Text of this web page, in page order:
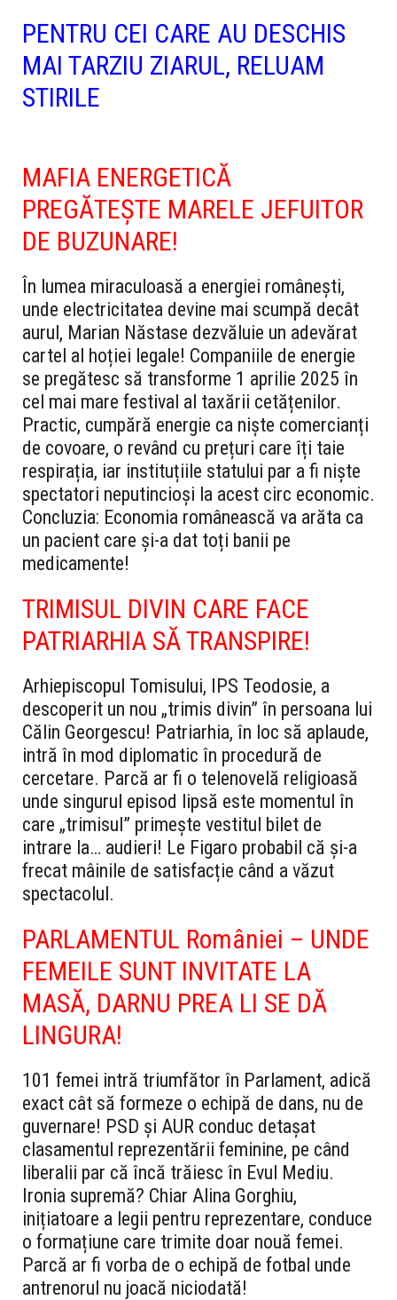
PENTRU CEI CARE AU DESCHIS
MAI TARZIU ZIARUL, RELUAM
STIRILE
MAFIA ENERGETICĂ
PREGĂTEȘTE MARELE JEFUITOR
DE BUZUNARE!
În lumea miraculoasă a energiei românești,
unde electricitatea devine mai scumpă decât
aurul, Marian Năstase dezvăluie un adevărat
cartel al hoției legale! Companiile de energie
se pregătesc să transforme 1 aprilie 2025 în
cel mai mare festival al taxării cetățenilor.
Practic, cumpără energie ca niște comercianți
de covoare, o revând cu prețuri care îți taie
respirația, iar instituțiile statului par a fi niște
spectatori neputincioși la acest circ economic.
Concluzia: Economia românească va arăta ca
un pacient care și-a dat toți banii pe
medicamente!
TRIMISUL DIVIN CARE FACE
PATRIARHIA SĂ TRANSPIRE!
Arhiepiscopul Tomisului, IPS Teodosie, a
descoperit un nou „trimis divin” în persoana lui
Călin Georgescu! Patriarhia, în loc să aplaude,
intră în mod diplomatic în procedură de
cercetare. Parcă ar fi o telenovelă religioasă
unde singurul episod lipsă este momentul în
care „trimisul” primește vestitul bilet de
intrare la… audieri! Le Figaro probabil că și-a
frecat mâinile de satisfacție când a văzut
spectacolul.
PARLAMENTUL României – UNDE
FEMEILE SUNT INVITATE LA
MASĂ, DARNU PREA LI SE DĂ
LINGURA!
101 femei intră triumfător în Parlament, adică
exact cât să formeze o echipă de dans, nu de
guvernare! PSD și AUR conduc detașat
clasamentul reprezentării feminine, pe când
liberalii par că încă trăiesc în Evul Mediu.
Ironia supremă? Chiar Alina Gorghiu,
inițiatoare a legii pentru reprezentare, conduce
o formațiune care trimite doar nouă femei.
Parcă ar fi vorba de o echipă de fotbal unde
antrenorul nu joacă niciodată!